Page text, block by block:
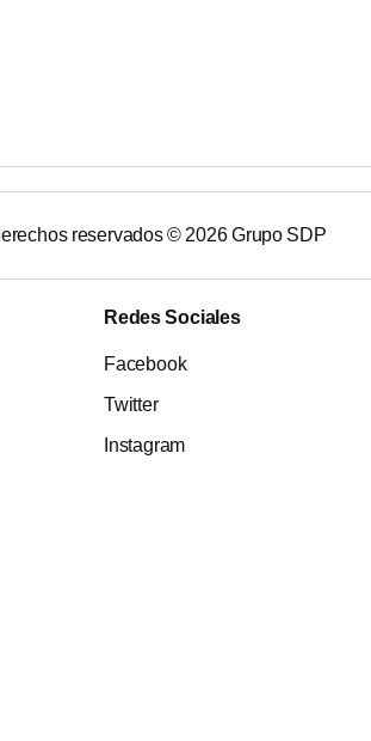
reservados © 2026Grupo SDP
Redes Sociales
Facebook
Twitter
Instagram